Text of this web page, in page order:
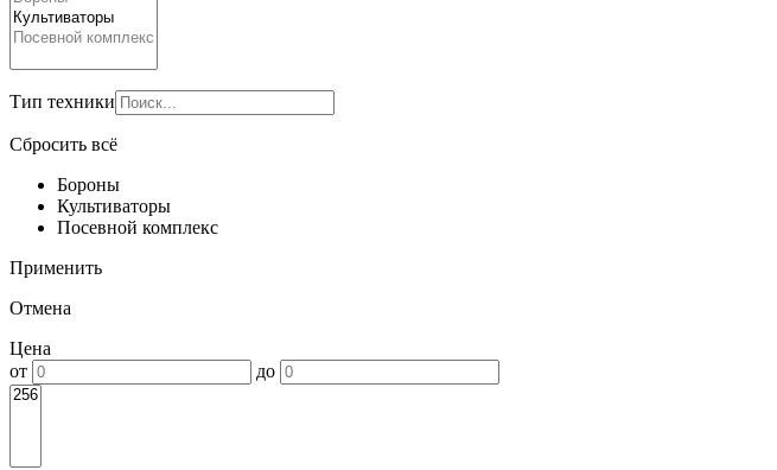
Тип техники
Сбросить всё
Бороны
Культиваторы
Посевной комплекс
Применить
Отмена
Цена
от
до